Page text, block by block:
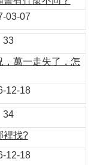
03-07
33
，萬一走失了，怎
12-18
34
裡找?
12-18